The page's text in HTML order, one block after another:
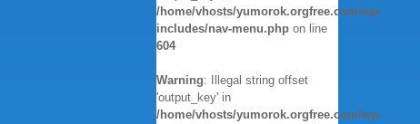
/home/vhosts/yumorok.orgfree.com/wp-
includes/nav-menu.php on line
604
Warning: Illegal string offset
'output_key' in
/home/vhosts/yumorok.orgfree.com/wp-